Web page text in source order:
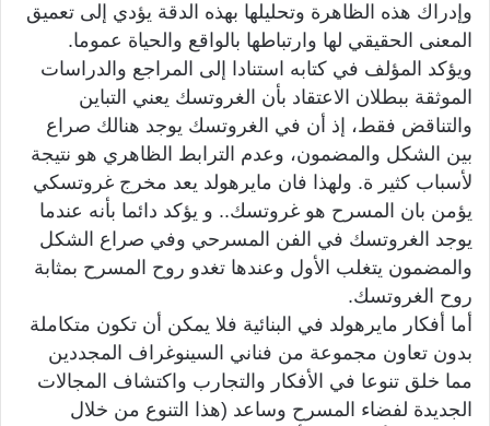
وإدراك هذه الظاهرة وتحليلها بهذه الدقة يؤدي إلى تعميق
المعنى الحقيقي لها وارتباطها بالواقع والحياة عموما.
ويؤكد المؤلف في كتابه استنادا إلى المراجع والدراسات
الموثقة ببطلان الاعتقاد بأن الغروتسك يعني التباين
والتناقض فقط، إذ أن في الغروتسك يوجد هنالك صراع
بين الشكل والمضمون، وعدم الترابط الظاهري هو نتيجة
لأسباب كثير ة. ولهذا فان مايرهولد يعد مخرج غروتسكي
يؤمن بان المسرح هو غروتسك.. و يؤكد دائما بأنه عندما
يوجد الغروتسك في الفن المسرحي وفي صراع الشكل
والمضمون يتغلب الأول وعندها تغدو روح المسرح بمثابة
روح الغروتسك.
أما أفكار مايرهولد في البنائية فلا يمكن أن تكون متكاملة
بدون تعاون مجموعة من فناني السينوغراف المجددين
مما خلق تنوعا في الأفكار والتجارب واكتشاف المجالات
الجديدة لفضاء المسرح وساعد (هذا التنوع من خلال